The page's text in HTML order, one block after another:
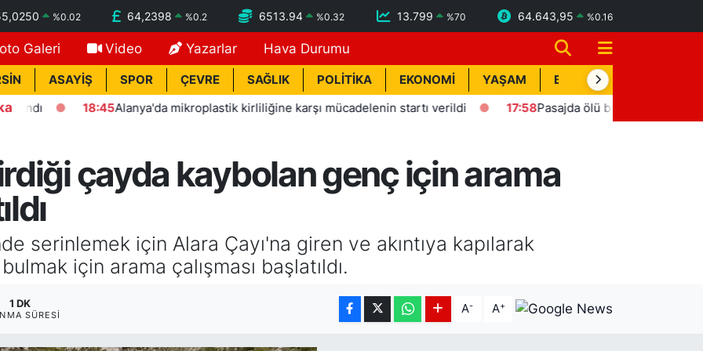
%0.02 64,2398 %0.2 6513.94 %0.32 13.799 %70 64.643,95 %0.16
Galeri Video Yazarlar Hava Durumu
ASAYİŞ SPOR ÇEVRE SAĞLIK POLİTİKA EKONOMİ YAŞAM BİK İLAN
18:45 Alanya'da mikroplastik kirliliğine karşı mücadelenin startı verildi 17:58 Pasajda ölü bulunan Eyüp Can
çayda kaybolan genç için arama
serinlemek için Alara Çayı'na giren ve akıntıya kapılarak
için arama çalışması başlatıldı.
1 DK
SÜRESI A- A+